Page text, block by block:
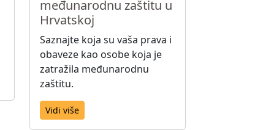
međunarodnu zaštitu u
Hrvatskoj
Saznajte koja su vaša prava i
obaveze kao osobe koja je
zatražila međunarodnu
zaštitu.
Vidi više